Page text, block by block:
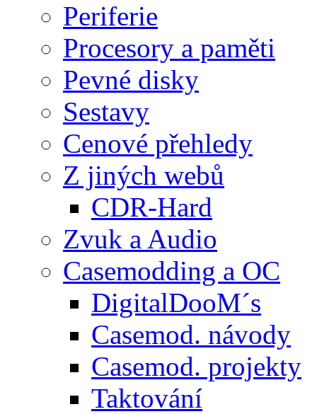
Periferie
Procesory a paměti
Pevné disky
Sestavy
Cenové přehledy
Z jiných webů
CDR-Hard
Zvuk a Audio
Casemodding a OC
DigitalDooM´s
Casemod. návody
Casemod. projekty
Taktování